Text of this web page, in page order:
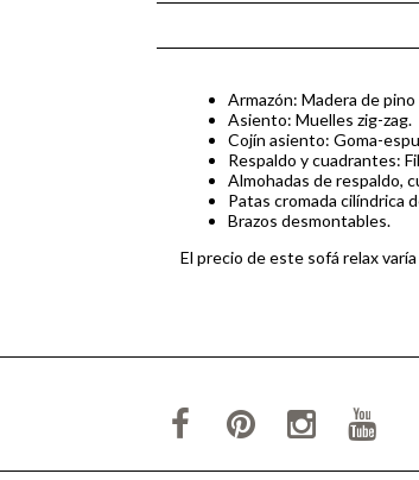
Armazón: Madera de pino
Asiento: Muelles zig-zag.
Cojín asiento: Goma-
Respaldo y cuadrantes:
Almohadas de respaldo,
Patas cromada cilíndrica
Brazos desmontables.
El precio de este sofá relax